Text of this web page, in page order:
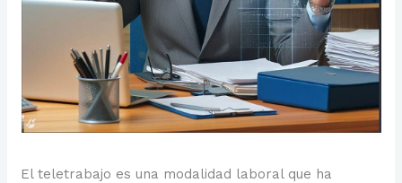
El teletrabajo es una modalidad laboral que ha